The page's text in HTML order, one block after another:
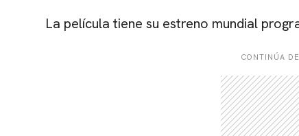
La película tiene su estreno mundial
CONTINÚA